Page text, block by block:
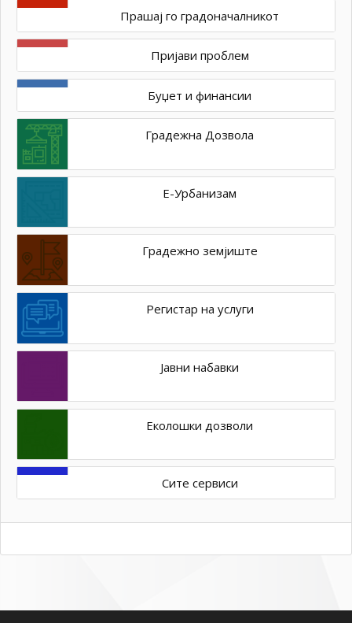
Прашај го градоначалникот
Пријави проблем
Буџет и финансии
Градежна Дозвола
Е-Урбанизам
Градежно земјиште
Регистар на услуги
Јавни набавки
Еколошки дозволи
Сите сервиси